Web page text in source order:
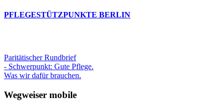
PFLEGESTÜTZPUNKTE BERLIN
Paritätischer Rundbrief
- Schwerpunkt: Gute Pflege.
Was wir dafür brauchen.
Wegweiser mobile